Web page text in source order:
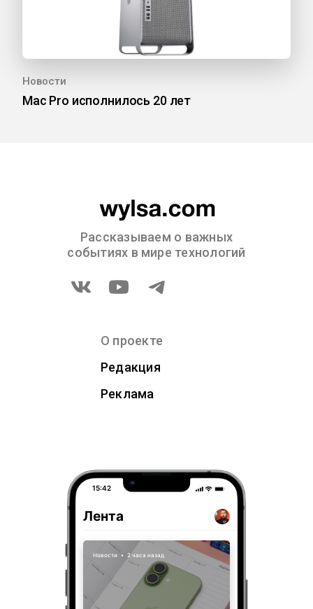
Новости
Mac Pro исполнилось 20 лет
Рассказываем о важных
событиях в мире технологий
О проекте
Редакция
Реклама
15:42
Лента
Новости • 2 часа назад